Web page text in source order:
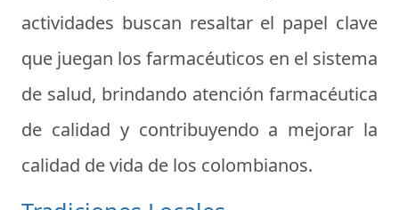
actividades buscan resaltar el papel clave
que juegan los farmacéuticos en el sistema
de salud, brindando atención farmacéutica
de calidad y contribuyendo a mejorar la
calidad de vida de los colombianos.